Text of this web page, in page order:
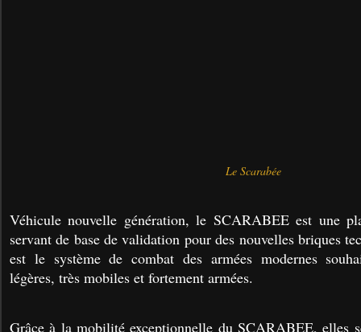
Le Scarabée
Véhicule nouvelle génération, le SCARABEE est une
servant de base de validation pour des nouvelles briques
est le système de combat des armées modernes
légères, très mobiles et fortement armées.
Grâce à la mobilité exceptionnelle du SCARABEE, elles